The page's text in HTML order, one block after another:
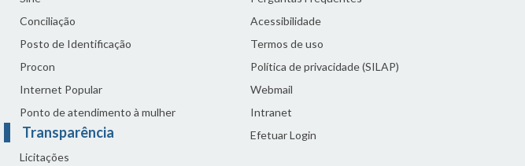
Conciliação
Posto de Identificação
Procon
Internet Popular
Ponto de atendimento à mulher
Transparência
Licitações
Acessibilidade
Termos de uso
Política de privacidade (SILAP)
Webmail
Intranet
Efetuar Login